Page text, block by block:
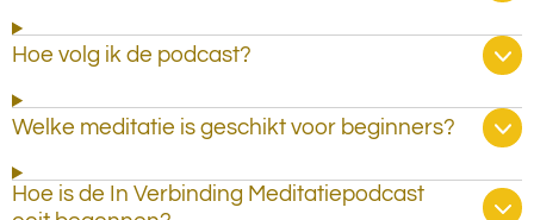
Hoe volg ik de podcast?
Welke meditatie is geschikt voor beginners?
Hoe is de In Verbinding Meditatiepodcast